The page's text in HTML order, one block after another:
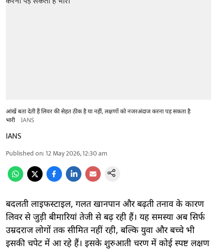
आंखें बता देती हैं लिवर की सेहत ठीक है या नहीं, लक्षणों को नजरअंदाज करना पड़ सकता है
भारी
IANS
IANS
Published on:12 May 2026, 12:30 am
बदलती लाइफस्टाइल, गलत खानपान और बढ़ती तनाव के कारण
लिवर से जुड़ी बीमारियां तेजी से बढ़ रही हैं। यह समस्या अब सिर्फ
उम्रदराज लोगों तक सीमित नहीं रही, बल्कि युवा और बच्चे भी
इसकी चपेट में आ रहे हैं। इसके शुरुआती चरण में कोई स्पष्ट लक्षण